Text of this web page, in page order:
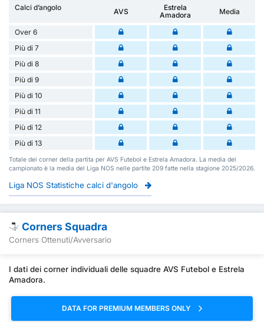
Calci d’angolo AVS
Estrela
Amadora
Media
Over 6
Più di 7
Più di 8
Più di 9
Più di 10
Più di 11
Più di 12
Più di 13
Totale dei corner della partita per AVS Futebol e Estrela Amadora. La media del
campionato è la media del Liga NOS nelle partite 209 fatte nella stagione 2025/2026.
Liga NOS Statistiche calci d'angolo
Corners Squadra
Corners Ottenuti/Avversario
I dati dei corner individuali delle squadre AVS Futebol e Estrela
Amadora.
DATA FOR PREMIUM MEMBERS ONLY